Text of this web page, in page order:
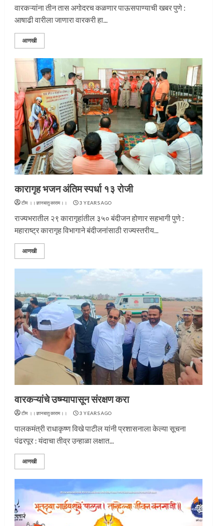
वारकऱ्यांना तीन तास अगोदरच कळणार पाऊसपाण्याची खबर पुणे :
आषाढी वारीला जाणारा वारकरी हा...
आणखी
कारागृह भजन अंतिम स्पर्धा १३ रोजी
टीम ।।ज्ञानबातुकाराम।। 3 YEARS AGO
राज्यभरातील २९ कारागृहांतील ३५० बंदीजन होणार सहभागी पुणे :
महाराष्ट्र कारागृह विभागाने बंदीजनांसाठी राज्यस्तरीय...
आणखी
वारकऱ्यांचे उष्म्यापासून संरक्षण करा
टीम ।।ज्ञानबातुकाराम।। 3 YEARS AGO
पालकमंत्री राधाकृष्ण विखे पाटील यांनी प्रशासनाला केल्या सूचना
पंढरपूर : यंदाचा तीव्र उन्हाळा लक्षात...
आणखी